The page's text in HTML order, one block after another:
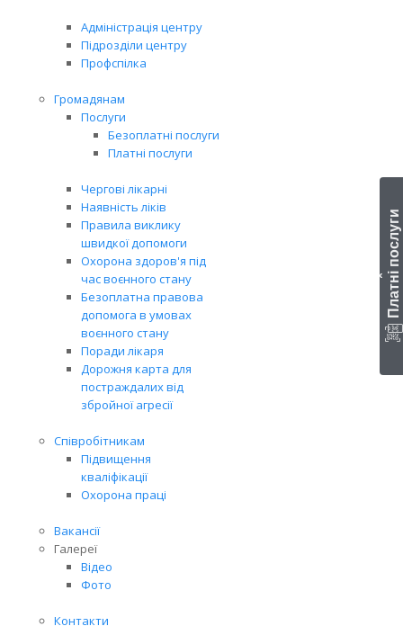
Адміністрація центру
Підрозділи центру
Профспілка
Громадянам
Послуги
Безоплатні послуги
Платні послуги
Чергові лікарні
Наявність ліків
Правила виклику
швидкої допомоги
Охорона здоров'я під
час воєнного стану
Безоплатна правова
допомога в умовах
воєнного стану
Поради лікаря
Дорожня карта для
постраждалих від
збройної агресії
Співробітникам
Підвищення
кваліфікації
Охорона праці
Вакансії
Галереї
Відео
Фото
Контакти
‹ Платні послуги